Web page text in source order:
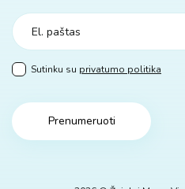
Sutinku su privatumo politika
Prenumeruoti